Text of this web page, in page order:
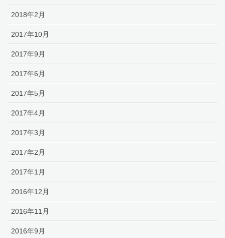
2018年2月
2017年10月
2017年9月
2017年6月
2017年5月
2017年4月
2017年3月
2017年2月
2017年1月
2016年12月
2016年11月
2016年9月